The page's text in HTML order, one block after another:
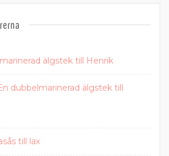
älgstek till Henrik
dubbelmarinerad älgstek till
till lax